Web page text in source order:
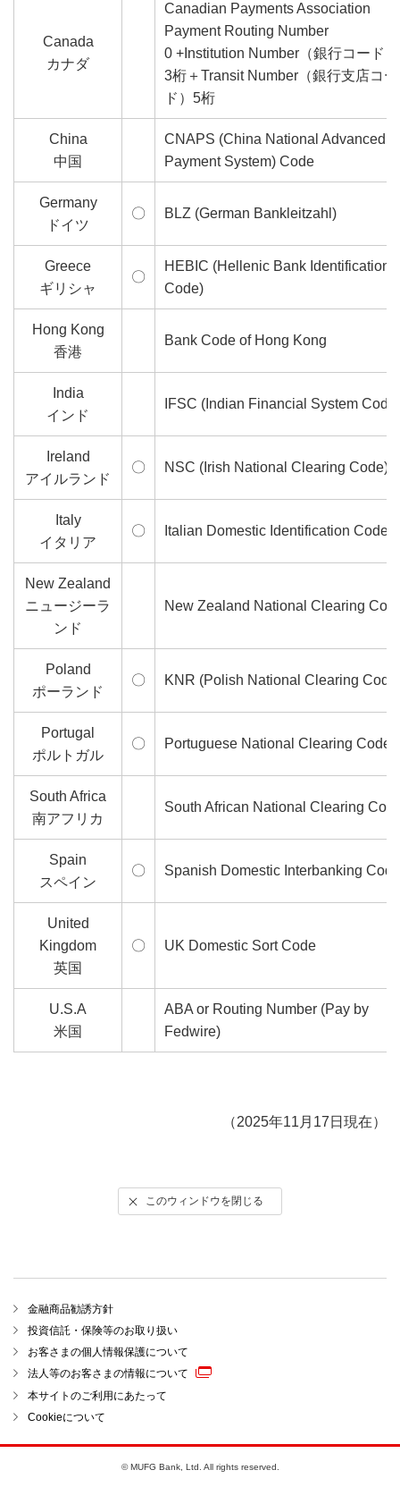
Canada
カナダ
Canadian Payments Association
Payment Routing Number
0 +Institution Number（銀行コード）
3桁＋Transit Number（銀行支店コー
ド）5桁
China
中国
CNAPS (China National Advanced
Payment System) Code
Germany
ドイツ
〇 BLZ (German Bankleitzahl)
Greece
ギリシャ
〇
HEBIC (Hellenic Bank Identification
Code)
Hong Kong
香港
Bank Code of Hong Kong
India
インド
IFSC (Indian Financial System Code)
Ireland
アイルランド
〇 NSC (Irish National Clearing Code)
Italy
イタリア
〇 Italian Domestic Identification Code
New Zealand
ニュージーラ
ンド
New Zealand National Clearing
Poland
ポーランド
〇 KNR (Polish National Clearing
Portugal
ポルトガル
〇 Portuguese National Clearing Code
South Africa
南アフリカ
South African National Clearing
Spain
スペイン
〇 Spanish Domestic Interbanking Code
United
Kingdom
英国
〇 UK Domestic Sort Code
U.S.A
米国
ABA or Routing Number (Pay by
Fedwire)
（2025年11月17日現在）
このウィンドウを閉じる
金融商品勧誘方針
投資信託・保険等のお取り扱い
お客さまの個人情報保護について
法人等のお客さまの情報について
本サイトのご利用にあたって
Cookieについて
© MUFG Bank, Ltd. All rights reserved.